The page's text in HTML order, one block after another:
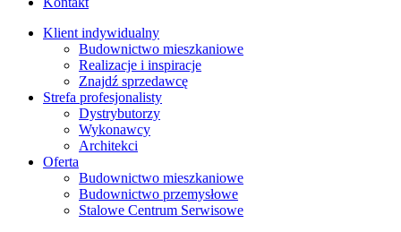
Klient indywidualny
Budownictwo mieszkaniowe
Realizacje i inspiracje
Znajdź sprzedawcę
Strefa profesjonalisty
Dystrybutorzy
Wykonawcy
Architekci
Oferta
Budownictwo mieszkaniowe
Budownictwo przemysłowe
Stalowe Centrum Serwisowe